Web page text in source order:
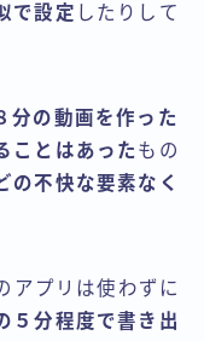
で設定 したりして
分の動画を作った
ことはあった もの
の不快な要素なく
プリは使わずに
５分程度で書き出